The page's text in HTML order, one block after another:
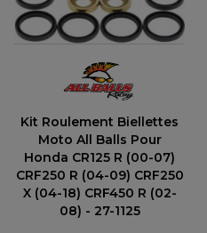
ACCESSOIRE MOTO
ACCESSOIRE MOTO
ACCESSOIRE MOTO
ACCESSOIRE MOTO
ACCESSOIRE MOTO
ACCESSOIRE MOTO
ACCESSOIRE MOTO
ACCESSOIRE MOTO
ACCESSOIRE MOTO
CARDAN COMPLET
CARDAN DE PONT QUAD /
CROISILLONS DE CARDAN
KIT CHAÎNE QUAD
NOIX DE CARDAN QUAD / SSV
ROULETTES DE CHAÎNE
SOUFFLET DE CARDANS
DÉCO MOTO CROSS
COUVRE RAYON
Kit Roulement Biellettes
Moto All Balls Pour
Honda CR125 R (00-07)
CRF250 R (04-09) CRF250
X (04-18) CRF450 R (02-
08) - 27-1125